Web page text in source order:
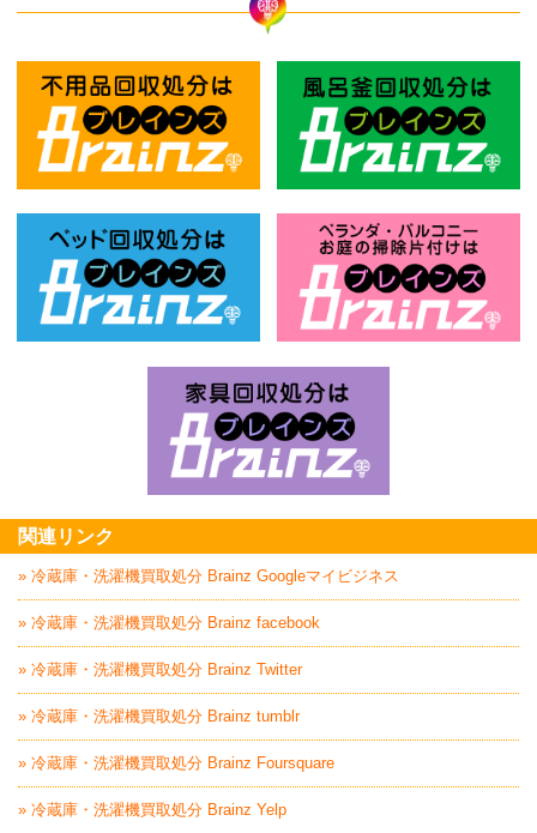
関連リンク
» 冷蔵庫・洗濯機買取処分 Brainz Googleマイビジネス
» 冷蔵庫・洗濯機買取処分 Brainz facebook
» 冷蔵庫・洗濯機買取処分 Brainz Twitter
» 冷蔵庫・洗濯機買取処分 Brainz tumblr
» 冷蔵庫・洗濯機買取処分 Brainz Foursquare
» 冷蔵庫・洗濯機買取処分 Brainz Yelp